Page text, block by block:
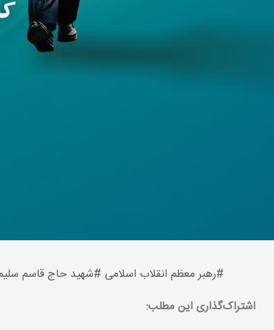
#رهبر معظم انقلاب اسلامی #شهید حاج قاسم
اشتراک‌گذاری این مطلب: